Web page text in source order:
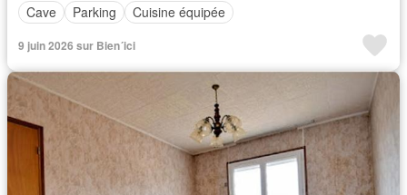
Cave
Parking Cuisine équipée
9 juin 2026 sur Bien´ici